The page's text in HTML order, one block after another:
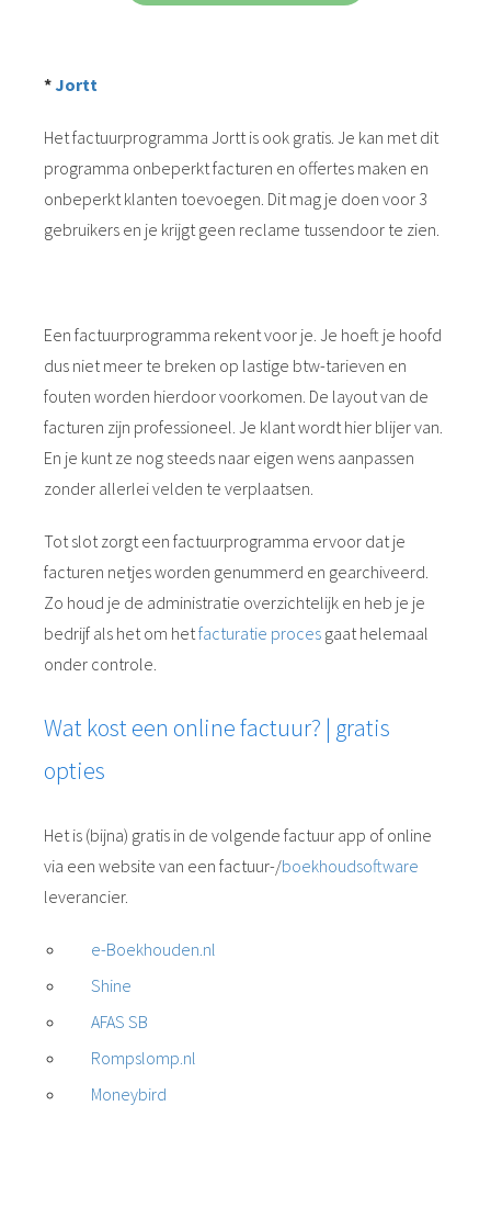
*Jortt
Het factuurprogramma Jortt is ook gratis. Je kan met dit
programma onbeperkt facturen en offertes maken en
onbeperkt klanten toevoegen. Dit mag je doen voor 3
gebruikers en je krijgt geen reclame tussendoor te zien.
Een factuurprogramma rekent voor je. Je hoeft je hoofd
dus niet meer te breken op lastige btw-tarieven en
fouten worden hierdoor voorkomen. De layout van de
facturen zijn professioneel. Je klant wordt hier blijer van.
En je kunt ze nog steeds naar eigen wens aanpassen
zonder allerlei velden te verplaatsen.
Tot slot zorgt een factuurprogramma ervoor dat je
facturen netjes worden genummerd en gearchiveerd.
Zo houd je de administratie overzichtelijk en heb je je
bedrijf als het om hetfacturatie proces gaat helemaal
onder controle.
Wat kost een online factuur? | gratis
opties
Het is (bijna) gratis in de volgende factuur app of online
via een website van een factuur-/boekhoudsoftware
leverancier.
e-Boekhouden.nl
Shine
AFAS SB
Rompslomp.nl
Moneybird